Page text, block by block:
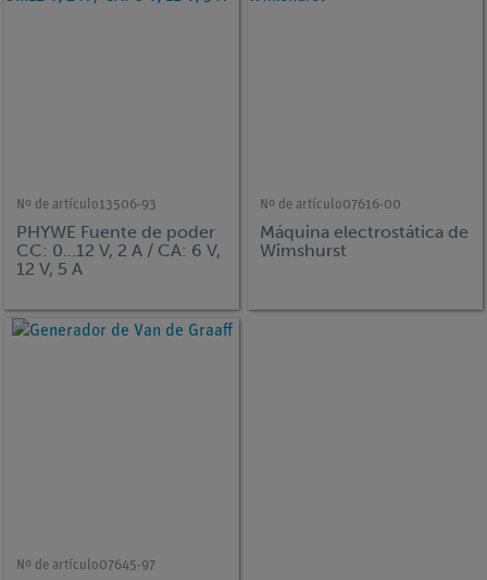
Nº de artículo13506-93
PHYWE Fuente de poder
CC: 0...12 V, 2 A / CA: 6 V,
12 V, 5 A
Nº de artículo07616-00
Máquina electrostática de
Wimshurst
Nº de artículo07645-97